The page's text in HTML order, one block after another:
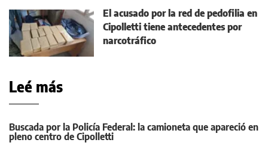
El acusado por la red de pedofilia en
Cipolletti tiene antecedentes por
narcotráfico
Leé más
Buscada por la Policía Federal: la camioneta que apareció en
pleno centro de Cipolletti